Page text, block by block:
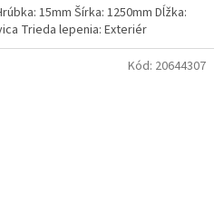
15mm Šírka: 1250mm Dĺžka:
Trieda lepenia: Exteriér
Kód: 20644307